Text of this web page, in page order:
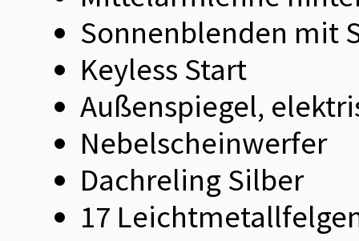
Sonnenblenden mit
Keyless Start
Außenspiegel,
Nebelscheinwerfer
Dachreling Silber
17